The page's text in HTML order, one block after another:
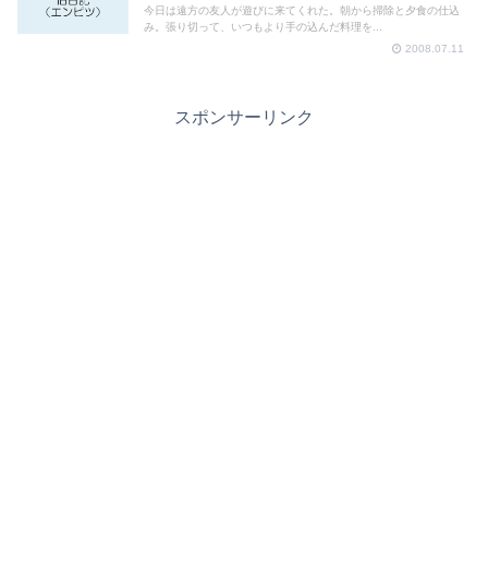
今日は遠方の友人が遊びに来てくれた。朝から掃除と夕食の仕込
み。張り切って、いつもより手の込んだ料理を...
2008.07.11
スポンサーリンク